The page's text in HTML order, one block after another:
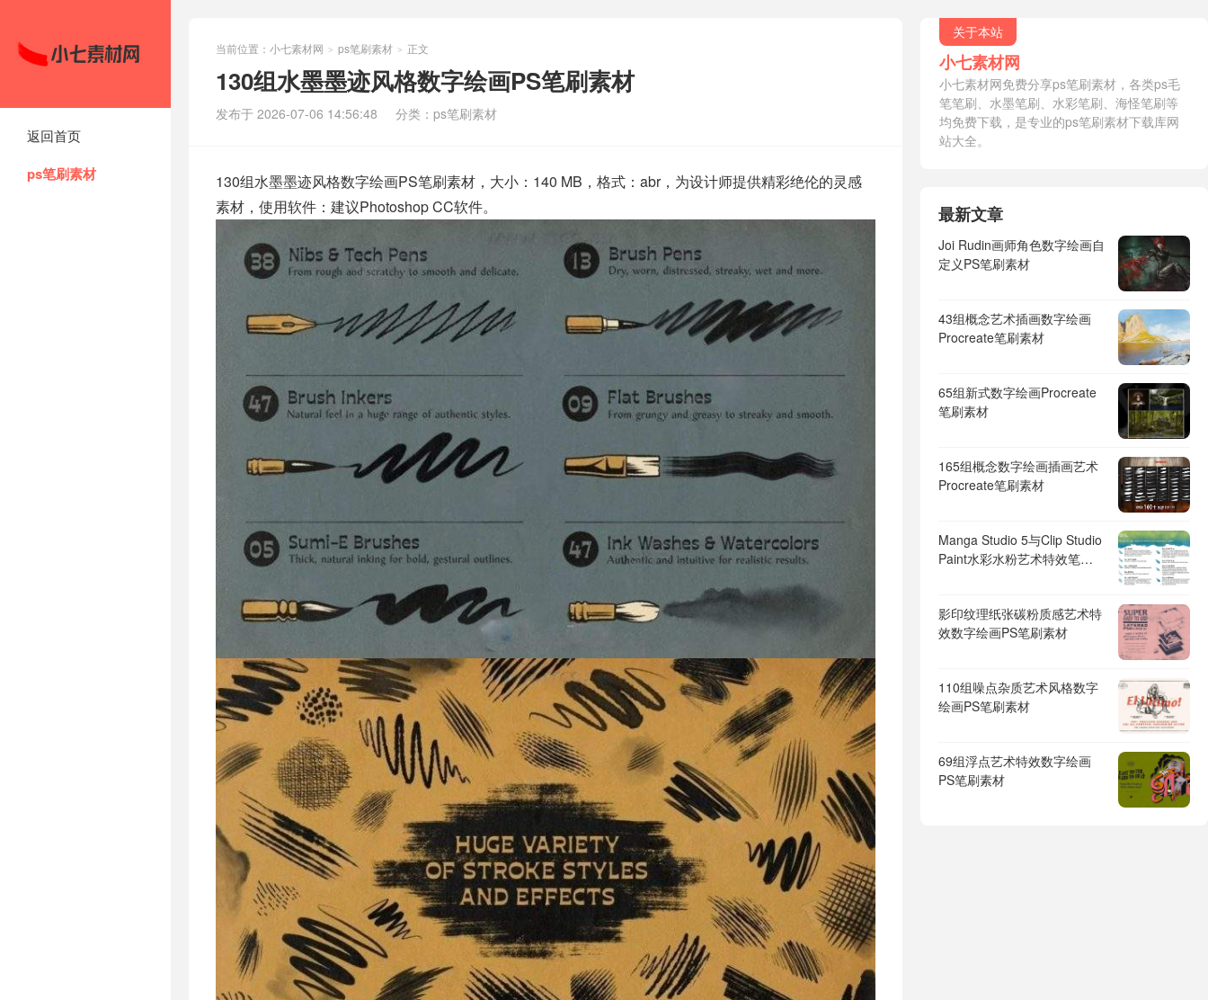
返回首页
ps笔刷素材
当前位置： 小七素材网 > ps笔刷素材 > 正文
130组水墨墨迹风格数字绘画PS笔刷素材
发布于 2026-07-06 14:56:48 分类： ps笔刷素材
130组水墨墨迹风格数字绘画PS笔刷素材，大小：140 MB，格式：abr，为设计师提供精彩绝伦的灵感
素材，使用软件：建议Photoshop CC软件。
关于本站
小七素材网
小七素材网免费分享ps笔刷素材，各类ps毛
笔笔刷、水墨笔刷、水彩笔刷、海怪笔刷等
均免费下载，是专业的ps笔刷素材下载库网
站大全。
最新文章
Joi Rudin画师角色数字绘画自
定义PS笔刷素材
43组概念艺术插画数字绘画
Procreate笔刷素材
65组新式数字绘画Procreate
笔刷素材
165组概念数字绘画插画艺术
Procreate笔刷素材
Manga Studio 5与Clip Studio
Paint水彩水粉艺术特效笔刷
影印纹理纸张碳粉质感艺术特
效数字绘画PS笔刷素材
110组噪点杂质艺术风格数字
绘画PS笔刷素材
69组浮点艺术特效数字绘画
PS笔刷素材